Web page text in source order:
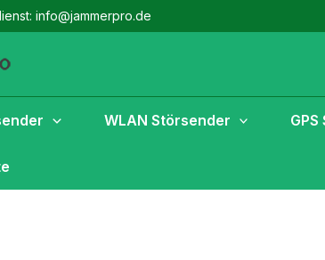
info@jammerpro.de
WLAN Störsender